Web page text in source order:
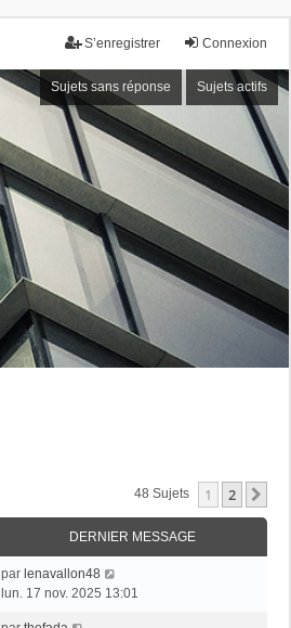
Connexion
S’enregistrer
Sujets sans réponse Sujets actifs
48 Sujets 1 2
DERNIER MESSAGE
par lenavallon48
lun. 17 nov. 2025 13:01